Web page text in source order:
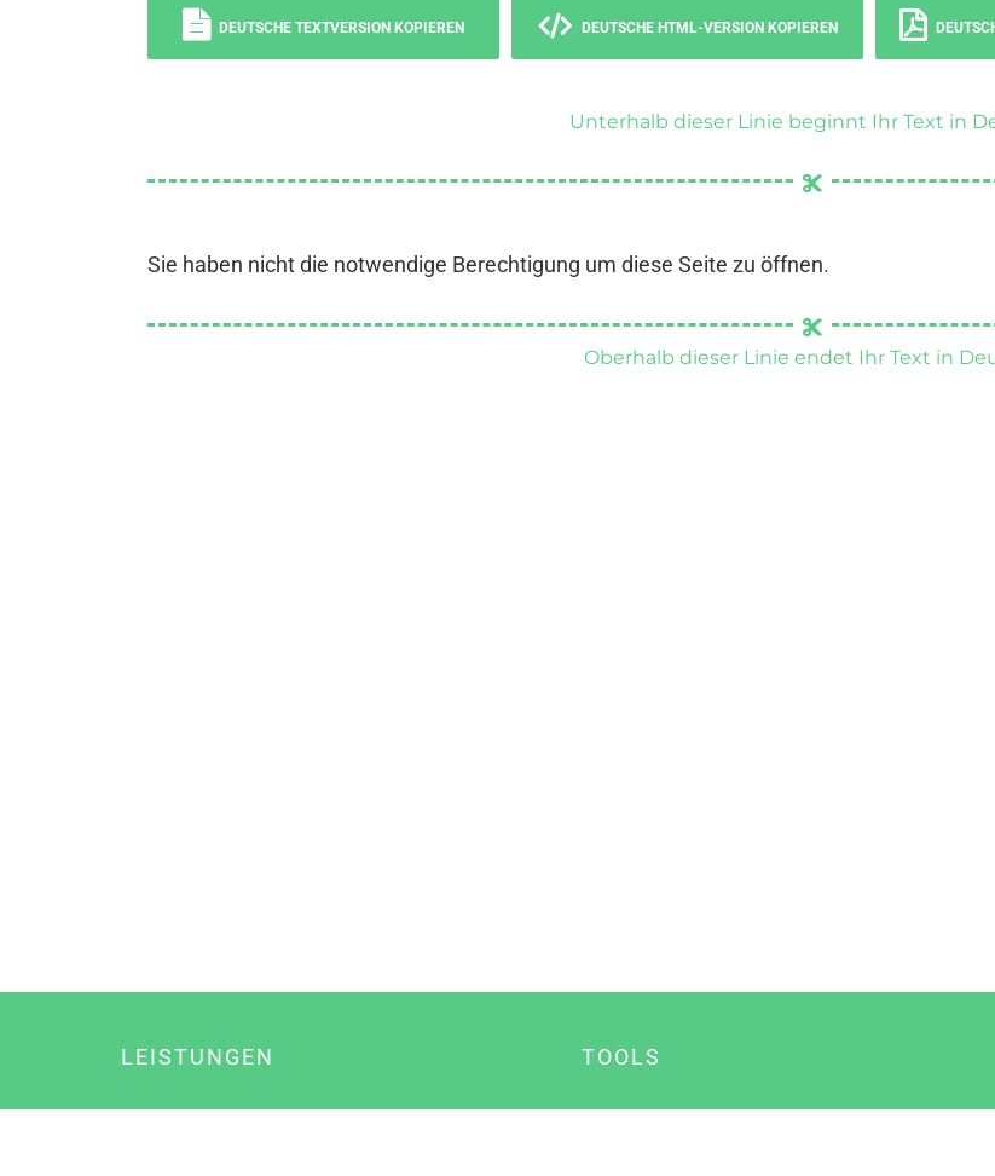
DEUTSCHE TEXTVERSION KOPIEREN DEUTSCHE HTML-VERSION KOPIEREN
Unterhalb dieser Linie beginnt Ihr Text in
Sie haben nicht die notwendige Berechtigung um diese Seite zu öffnen.
Oberhalb dieser Linie endet Ihr Text in
LEISTUNGEN TOOLS